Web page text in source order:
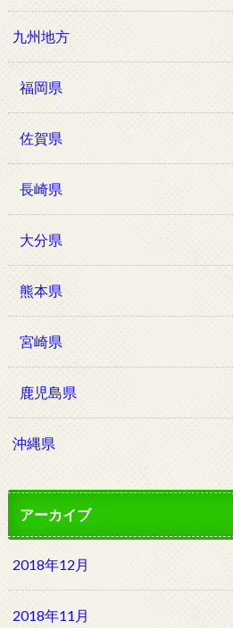
九州地方
福岡県
佐賀県
長崎県
大分県
熊本県
宮崎県
鹿児島県
沖縄県
アーカイブ
2018年12月
2018年11月